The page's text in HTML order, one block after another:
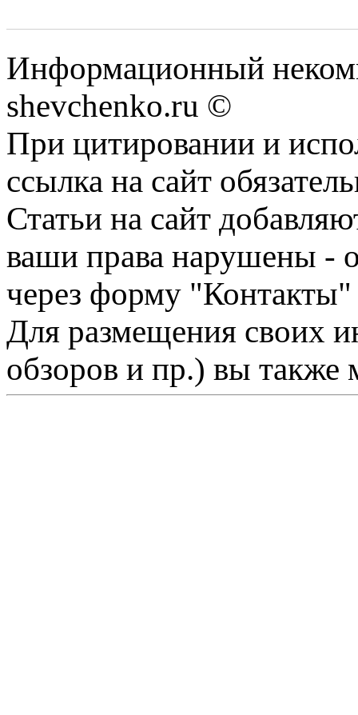
Информационный
shevchenko.ru ©
При цитировании и
ссылка на сайт
Статьи на сайт
ваши права нарушены -
через форму "Контакты"
Для размещения своих
обзоров и пр.) вы также